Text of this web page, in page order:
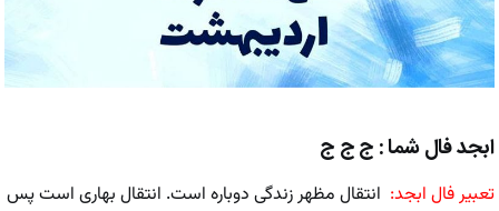
ابجد فال شما : ج ج ج
تعبیر فال ابجد: انتقال مظهر زندگی دوباره است. انتقال بهاری است پس